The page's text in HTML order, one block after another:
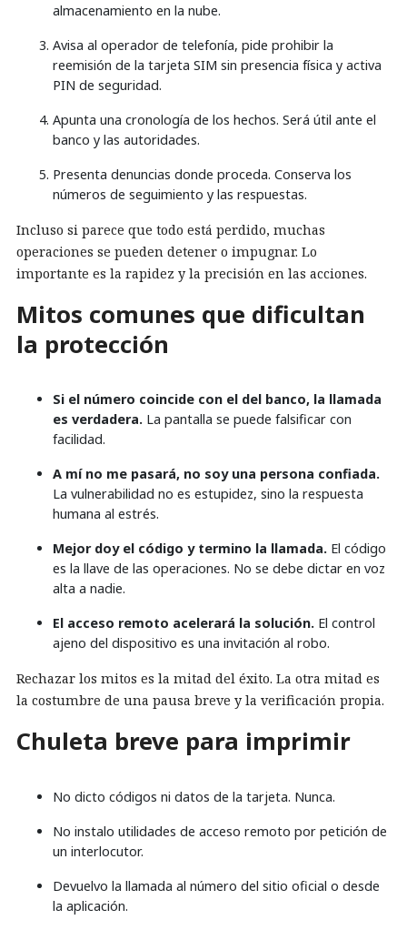
almacenamiento en la nube.
Avisa al operador de telefonía, pide prohibir la
reemisión de la tarjeta SIM sin presencia física y activa
PIN de seguridad.
Apunta una cronología de los hechos. Será útil ante el
banco y las autoridades.
Presenta denuncias donde proceda. Conserva los
números de seguimiento y las respuestas.
Incluso si parece que todo está perdido, muchas
operaciones se pueden detener o impugnar. Lo
importante es la rapidez y la precisión en las acciones.
Mitos comunes que dificultan
la protección
Si el número coincide con el del banco, la llamada
es verdadera. La pantalla se puede falsificar con
facilidad.
A mí no me pasará, no soy una persona confiada.
La vulnerabilidad no es estupidez, sino la respuesta
humana al estrés.
Mejor doy el código y termino la llamada. El código
es la llave de las operaciones. No se debe dictar en voz
alta a nadie.
El acceso remoto acelerará la solución. El control
ajeno del dispositivo es una invitación al robo.
Rechazar los mitos es la mitad del éxito. La otra mitad es
la costumbre de una pausa breve y la verificación propia.
Chuleta breve para imprimir
No dicto códigos ni datos de la tarjeta. Nunca.
No instalo utilidades de acceso remoto por petición de
un interlocutor.
Devuelvo la llamada al número del sitio oficial o desde
la aplicación.